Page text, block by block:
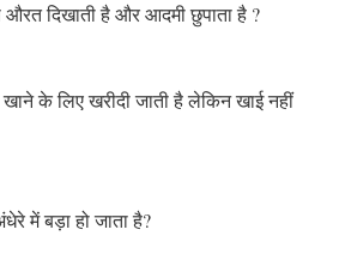
दिखाती है और आदमी छुपाता है ?
के लिए खरीदी जाती है लेकिन खाई नहीं
में बड़ा हो जाता है?